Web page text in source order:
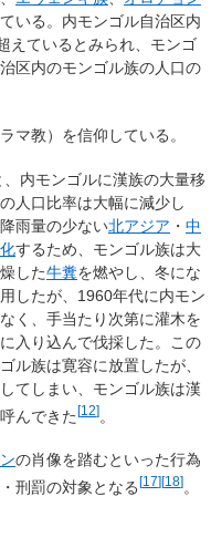
いる。内モンゴル自治区内
えているとみられ、モンゴ
区内のモンゴル族の人口の
ラマ教）を信仰している。
内モンゴルに漢族の大量移
人口比率は大幅に減少し
雨量の少ない北アジア ・ 中
するため、モンゴル族は大
した牛糞を燃やし、冬にな
したが、1960年代に内モン
く、手当たり次第に灌木を
入り込んで伐採した。この
ル族は寛容に放置したが、
てしまい、モンゴル族は漢
んできた[12]。
の肖像を踏むといった行為
刑罰の対象となる[17][18]。